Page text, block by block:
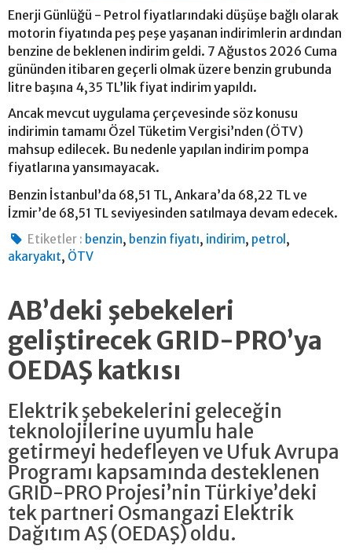
Enerji Günlüğü - Petrol fiyatlarındaki düşüşe bağlı olarak
motorin fiyatında peş peşe yaşanan indirimlerin ardından
benzine de beklenen indirim geldi. 7 Ağustos 2026 Cuma
gününden itibaren geçerli olmak üzere benzin grubunda
litre başına 4,35 TL’lik fiyat indirim yapıldı.
Ancak mevcut uygulama çerçevesinde söz konusu
indirimin tamamı Özel Tüketim Vergisi’nden (ÖTV)
mahsup edilecek. Bu nedenle yapılan indirim pompa
fiyatlarına yansımayacak.
Benzin İstanbul’da 68,51 TL, Ankara’da 68,22 TL ve
İzmir’de 68,51 TL seviyesinden satılmaya devam edecek.
Etiketler : benzin, benzin fiyatı, indirim, petrol ,
akaryakıt, ÖTV
AB’deki şebekeleri
geliştirecek GRID-PRO’ya
OEDAŞ katkısı
Elektrik şebekelerini geleceğin
teknolojilerine uyumlu hale
getirmeyi hedefleyen ve Ufuk Avrupa
Programı kapsamında desteklenen
GRID-PRO Projesi’nin Türkiye’deki
tek partneri Osmangazi Elektrik
Dağıtım AŞ (OEDAŞ) oldu.